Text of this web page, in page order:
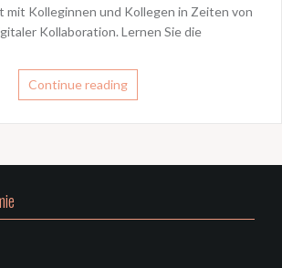
mit Kolleginnen und Kollegen in Zeiten von
Kollaboration. Lernen Sie die
Continue reading